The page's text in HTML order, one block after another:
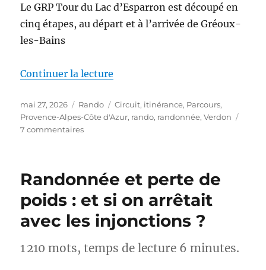
Le GRP Tour du Lac d’Esparron est découpé en
cinq étapes, au départ et à l’arrivée de Gréoux-
les-Bains
Continuer la lecture
Publié
le
mai 27, 2026 Catégories
Rando Étiquettes
Circuit, itinérance, Parcours,
Provence-Alpes-Côte d'Azur, rando, randonnée,Verdon
7 commentairessur
autour
Lac
d’Esparron
–
de-
Randonnée et perte de
poids : et si on arrêtait
avec les injonctions ?
1 210 mots, temps de lecture 6 minutes.